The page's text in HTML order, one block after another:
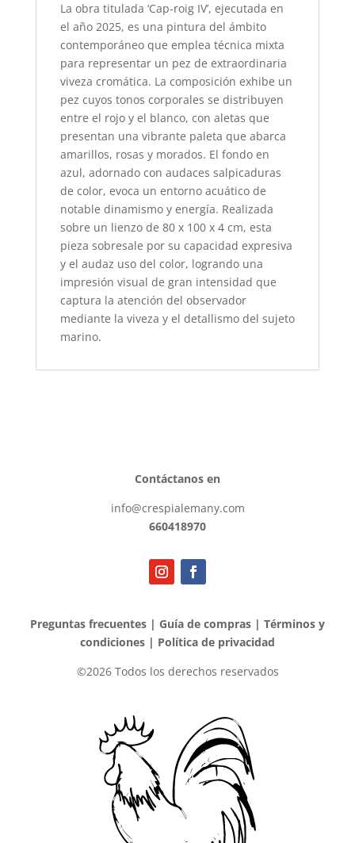
La obra titulada ‘Cap-roig IV’, ejecutada en
el año 2025, es una pintura del ámbito
contemporáneo que emplea técnica mixta
para representar un pez de extraordinaria
viveza cromática. La composición exhibe un
pez cuyos tonos corporales se distribuyen
entre el rojo y el blanco, con aletas que
presentan una vibrante paleta que abarca
amarillos, rosas y morados. El fondo en
azul, adornado con audaces salpicaduras
de color, evoca un entorno acuático de
notable dinamismo y energía. Realizada
sobre un lienzo de 80 x 100 x 4 cm, esta
pieza sobresale por su capacidad expresiva
y el audaz uso del color, logrando una
impresión visual de gran intensidad que
captura la atención del observador
mediante la viveza y el detallismo del sujeto
marino.
Contáctanos en
info@crespialemany.com
660418970
Preguntas frecuentes | Guía de compras | Términos y
condiciones | Política de privacidad
©2026 Todos los derechos reservados